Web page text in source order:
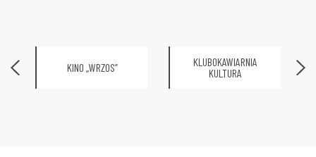
KINO „WRZOS”
KLUBOKAWIARNIA
KULTURA